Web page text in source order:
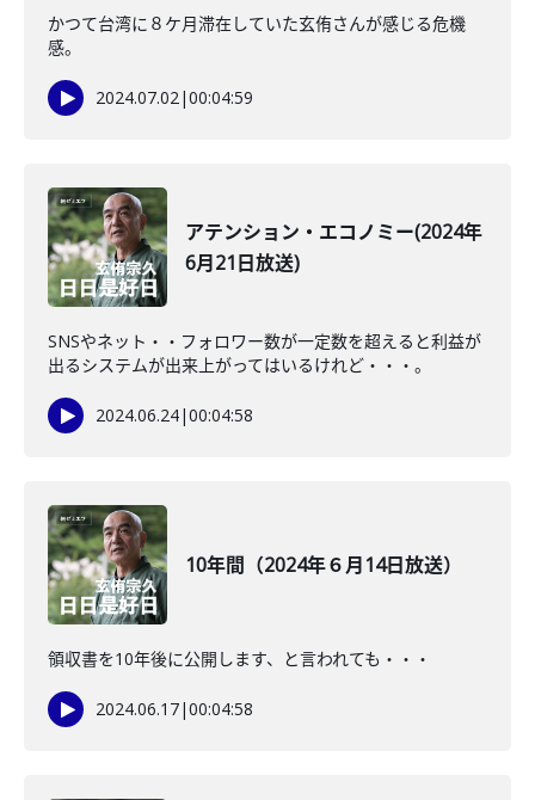
かつて台湾に８ケ月滞在していた玄侑さんが感じる危機
感。
2024.07.02|00:04:59
アテンション・エコノミー(2024年
6月21日放送)
SNSやネット・・フォロワー数が一定数を超えると利益が
出るシステムが出来上がってはいるけれど・・・。
2024.06.24|00:04:58
10年間（2024年６月14日放送）
領収書を10年後に公開します、と言われても・・・
2024.06.17|00:04:58